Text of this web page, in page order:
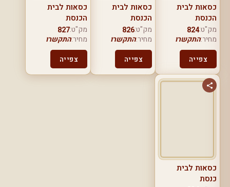
כסאות לבית
הכנסת
מק"ט:824
מחיר:התקשרו
צפייה
כסאות לבית
הכנסת
מק"ט:826
מחיר:התקשרו
צפייה
כסאות לבית
הכנסת
מק"ט:827
מחיר:התקשרו
צפייה
כסאות לבית
כנסת